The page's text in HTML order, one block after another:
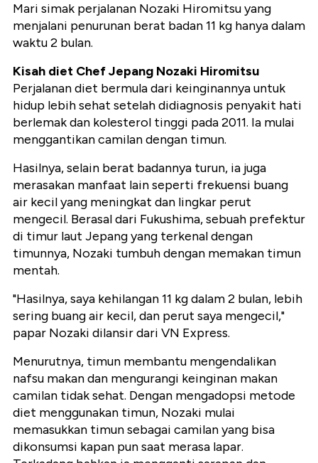
Mari simak perjalanan Nozaki Hiromitsu yang
menjalani penurunan berat badan 11 kg hanya dalam
waktu 2 bulan.
Kisah diet Chef Jepang Nozaki Hiromitsu
Perjalanan diet bermula dari keinginannya untuk
hidup lebih sehat setelah didiagnosis penyakit hati
berlemak dan kolesterol tinggi pada 2011. Ia mulai
menggantikan camilan dengan timun.
Hasilnya, selain berat badannya turun, ia juga
merasakan manfaat lain seperti frekuensi buang
air kecil yang meningkat dan lingkar perut
mengecil. Berasal dari Fukushima, sebuah prefektur
di timur laut Jepang yang terkenal dengan
timunnya, Nozaki tumbuh dengan memakan timun
mentah.
"Hasilnya, saya kehilangan 11 kg dalam 2 bulan, lebih
sering buang air kecil, dan perut saya mengecil,"
papar Nozaki dilansir dari VN Express.
Menurutnya, timun membantu mengendalikan
nafsu makan dan mengurangi keinginan makan
camilan tidak sehat. Dengan mengadopsi metode
diet menggunakan timun, Nozaki mulai
memasukkan timun sebagai camilan yang bisa
dikonsumsi kapan pun saat merasa lapar.